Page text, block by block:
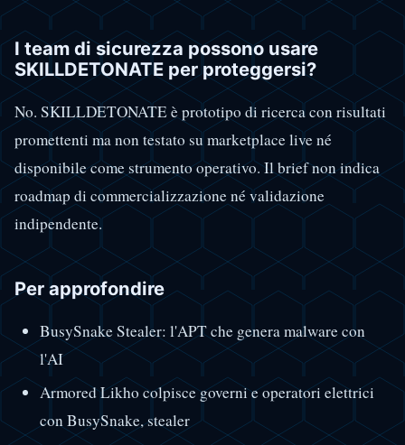
I team di sicurezza possono usare
SKILLDETONATE per proteggersi?
No. SKILLDETONATE è prototipo di ricerca con risultati
promettenti ma non testato su marketplace live né
disponibile come strumento operativo. Il brief non indica
roadmap di commercializzazione né validazione
indipendente.
Per approfondire
BusySnake Stealer: l'APT che genera malware con
l'AI
Armored Likho colpisce governi e operatori elettrici
con BusySnake, stealer